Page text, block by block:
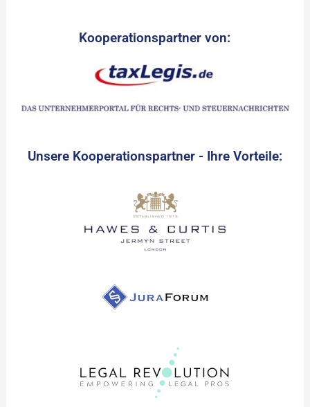
Kooperationspartner von:
Unsere Kooperationspartner - Ihre Vorteile: